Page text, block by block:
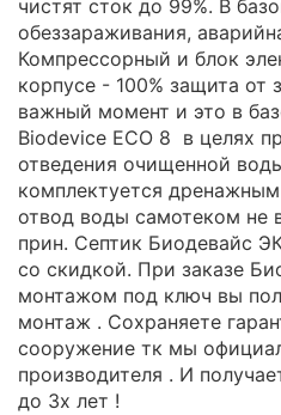
чистят сток до 99%. В
обеззараживания,
Компрессорный и блок
корпусе - 100% защита от
важный момент и это в
Biodevice ECO 8 в целях
отведения очищенной
комплектуется
отвод воды самотеком не
прин. Септик Биодевайс
со скидкой. При заказе
монтажом под ключ вы
монтаж . Сохраняете
сооружение тк мы
производителя . И
до 3х лет !